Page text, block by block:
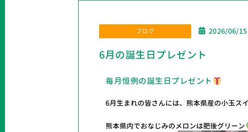
ブログ 2026/06/15
6月の誕生日プレゼント
毎月恒例の誕生日プレゼント
6月生まれの皆さんには、熊本県産の小玉ス
熊本県内でおなじみのメロンは肥後グリーン